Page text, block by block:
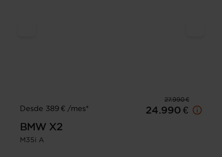
27.990 €
Desde 389 € /mes*
24.990 €
BMW X2
M35i A